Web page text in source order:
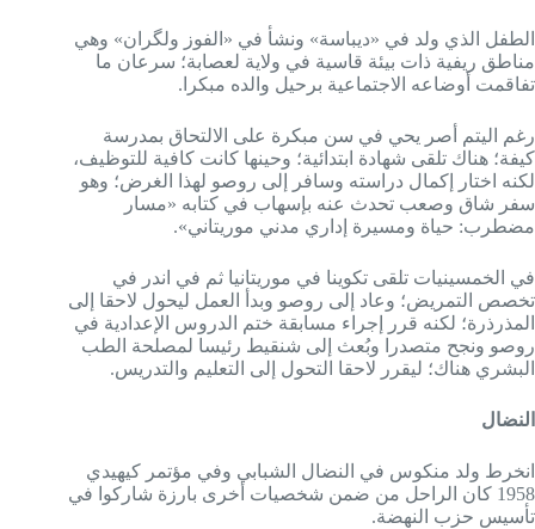
الطفل الذي ولد في «ديباسة» ونشأ في «الفوز ولگران» وهي
مناطق ريفية ذات بيئة قاسية في ولاية لعصابة؛ سرعان ما
تفاقمت أوضاعه الاجتماعية برحيل والده مبكرا.
رغم اليتم أصر يحي في سن مبكرة على الالتحاق بمدرسة
كيفة؛ هناك تلقى شهادة ابتدائية؛ وحينها كانت كافية للتوظيف،
لكنه اختار إكمال دراسته وسافر إلى روصو لهذا الغرض؛ وهو
سفر شاق وصعب تحدث عنه بإسهاب في كتابه «مسار
مضطرب: حياة ومسيرة إداري مدني موريتاني».
في الخمسينيات تلقى تكوينا في موريتانيا ثم في اندر في
تخصص التمريض؛ وعاد إلى روصو وبدأ العمل ليحول لاحقا إلى
المذرذرة؛ لكنه قرر إجراء مسابقة ختم الدروس الإعدادية في
روصو ونجح متصدرا وبُعث إلى شنقيط رئيسا لمصلحة الطب
البشري هناك؛ ليقرر لاحقا التحول إلى التعليم والتدريس.
النضال
انخرط ولد منكوس في النضال الشبابي وفي مؤتمر كيهيدي
1958 كان الراحل من ضمن شخصيات أخرى بارزة شاركوا في
تأسيس حزب النهضة.